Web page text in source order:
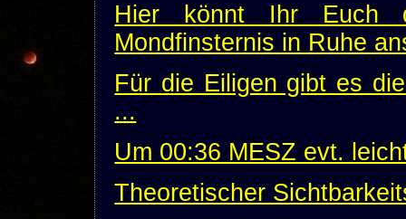
Hier könnt Ihr Euch
Mondfinsternis in Ruhe
Für die Eiligen gibt es
...
Um 00:36 MESZ evt.
Theoretischer